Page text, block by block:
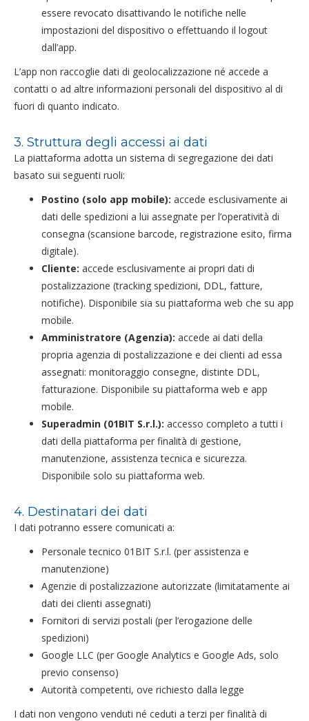
essere revocato disattivando le notifiche nelle
impostazioni del dispositivo o effettuando il logout
dall’app.
L’app non raccoglie dati di geolocalizzazione né accede a
contatti o ad altre informazioni personali del dispositivo al di
fuori di quanto indicato.
3. Struttura degli accessi ai dati
La piattaforma adotta un sistema di segregazione dei dati
basato sui seguenti ruoli:
Postino (solo app mobile): accede esclusivamente ai
dati delle spedizioni a lui assegnate per l’operatività di
consegna (scansione barcode, registrazione esito, firma
digitale).
Cliente: accede esclusivamente ai propri dati di
postalizzazione (tracking spedizioni, DDL, fatture,
notifiche). Disponibile sia su piattaforma web che su app
mobile.
Amministratore (Agenzia): accede ai dati della
propria agenzia di postalizzazione e dei clienti ad essa
assegnati: monitoraggio consegne, distinte DDL,
fatturazione. Disponibile su piattaforma web e app
mobile.
Superadmin (01BIT S.r.l.): accesso completo a tutti i
dati della piattaforma per finalità di gestione,
manutenzione, assistenza tecnica e sicurezza.
Disponibile solo su piattaforma web.
4. Destinatari dei dati
I dati potranno essere comunicati a:
Personale tecnico 01BIT S.r.l. (per assistenza e
manutenzione)
Agenzie di postalizzazione autorizzate (limitatamente ai
dati dei clienti assegnati)
Fornitori di servizi postali (per l’erogazione delle
spedizioni)
Google LLC (per Google Analytics e Google Ads, solo
previo consenso)
Autorità competenti, ove richiesto dalla legge
I dati non vengono venduti né ceduti a terzi per finalità di